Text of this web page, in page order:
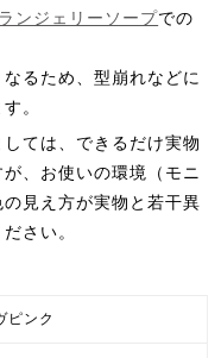
ランジェリーソープでの
るため、型崩れなどに
。
ては、できるだけ実物
、お使いの環境（モニ
見え方が実物と若干異
さい。
ピンク